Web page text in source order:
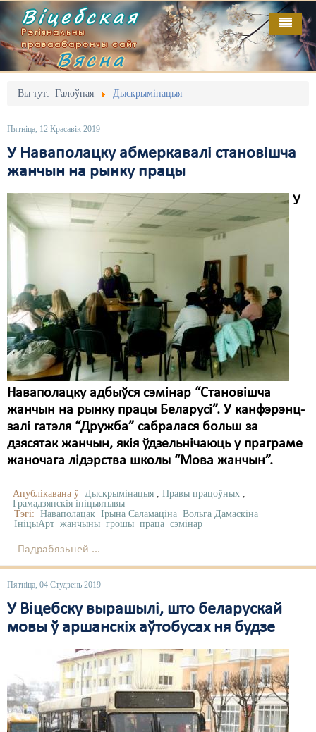
Віцебская
Рэгіянальны
праваабарончы сайт
Вясна
Вы тут: Галоўная Дыскрымінацыя
Пятніца, 12 Красавік 2019
У Наваполацку абмеркавалі становішча
жанчын на рынку працы
У
Наваполацку адбыўся сэмінар “Становішча
жанчын на рынку працы Беларусі”. У канфэрэнц-
залі гатэля “Дружба” сабралася больш за
дзясятак жанчын, якія ўдзельнічаюць у праграме
жаночага лідэрства школы “Мова жанчын”.
Апублікавана ў Дыскрымінацыя , Правы працоўных ,
Грамадзянскія ініцыятывы
Тэгі: Наваполацак Ірына Саламаціна Вольга Дамаскіна
ІніцыАрт жанчыны грошы праца сэмінар
Падрабязьней ...
Пятніца, 04 Студзень 2019
У Віцебску вырашылі, што беларускай
мовы ў аршанскіх аўтобусах ня будзе
Галоўная
Адміністрацыйны перасьлед
Безбар'ернае асяродзьдзе
Выбары
Грамадзянскія ініцыятывы
Дзяржава
Затрыманьні
Карная псыхіятрыя
КПЧ ААН
Культурныя правы
Мігранты
Мірныя сходы
Праваабаронцы
Правы дзіцяці
Пэнітэнцыярная сыстэма
Рознае
Свабода слова
Свабода сумленьня
Суд
Выданьні
Кантакт
Пра нас